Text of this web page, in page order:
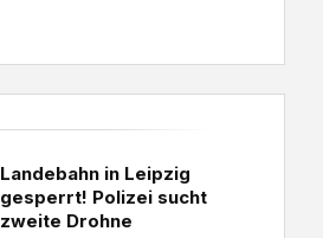
Landebahn in Leipzig
gesperrt! Polizei sucht
zweite Drohne